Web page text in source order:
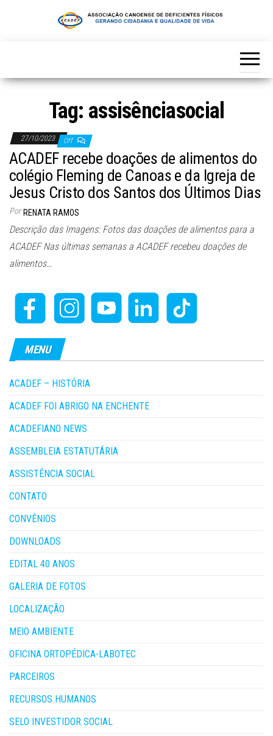
Tag: assisênciasocial
27/10/2023 Off
ACADEF recebe doações de alimentos do
colégio Fleming de Canoas e da Igreja de
Jesus Cristo dos Santos dos Últimos Dias
Por RENATA RAMOS
Descrição das Imagens: Fotos das doações de alimentos para a
ACADEF Nas últimas semanas a ACADEF recebeu doações de
alimentos…
MENU
ACADEF – HISTÓRIA
ACADEF FOI ABRIGO NA ENCHENTE
ACADEFIANO NEWS
ASSEMBLEIA ESTATUTÁRIA
ASSISTÊNCIA SOCIAL
CONTATO
CONVÊNIOS
DOWNLOADS
EDITAL 40 ANOS
GALERIA DE FOTOS
LOCALIZAÇÃO
MEIO AMBIENTE
OFICINA ORTOPÉDICA-LABOTEC
PARCEIROS
RECURSOS HUMANOS
SELO INVESTIDOR SOCIAL